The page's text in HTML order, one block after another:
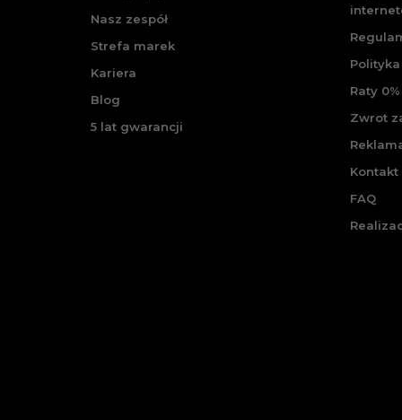
Nasz zespół
Strefa marek
Kariera
Blog
5 lat gwarancji
Raty
Zwrot
Kontakt
FAQ